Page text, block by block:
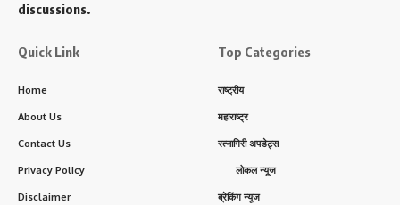
discussions.
Quick Link
Home
About Us
Contact Us
Privacy Policy
Disclaimer
Top Categories
राष्ट्रीय
महाराष्ट्र
रत्नागिरी अपडेट्स
लोकल न्यूज
ब्रेकिंग न्यूज